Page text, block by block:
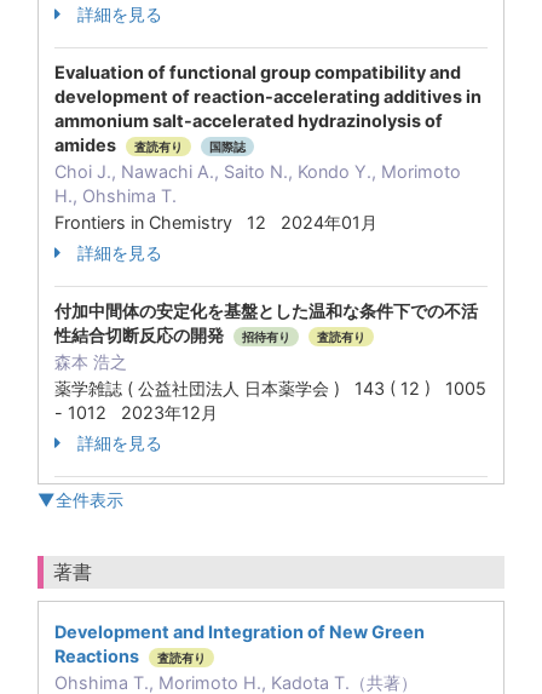
詳細を見る
Evaluation of functional group compatibility and
development of reaction-accelerating additives in
ammonium salt-accelerated hydrazinolysis of
amides
査読有り 国際誌
Choi J., Nawachi A., Saito N., Kondo Y., Morimoto
H., Ohshima T.
Frontiers in Chemistry 12 2024年01月
詳細を見る
付加中間体の安定化を基盤とした温和な条件下での不活
性結合切断反応の開発
招待有り 査読有り
森本 浩之
薬学雑誌 ( 公益社団法人 日本薬学会 ) 143 ( 12 ) 1005
- 1012 2023年12月
詳細を見る
▼全件表示
著書
Development and Integration of New Green
Reactions
査読有り
Ohshima T., Morimoto H., Kadota T.（共著）